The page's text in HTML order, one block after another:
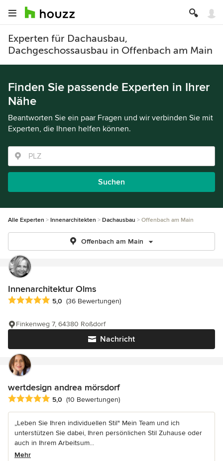
Experten für Dachausbau,
Dachgeschossausbau in Offenbach am Main
Finden Sie passende Experten in Ihrer
Nähe
Beantworten Sie ein paar Fragen und wir verbinden Sie mit
Experten, die Ihnen helfen können.
Suchen
Alle Experten Innenarchitekten Dachausbau Offenbach am Main
Offenbach am Main
Innenarchitektur Olms
Durchschnittliche Bewertung: 5 von 5 Sternen
5,0 (36 Bewertungen)
Nachricht
Finkenweg 7, 64380 Roßdorf
wertdesign andrea mörsdorf
Durchschnittliche Bewertung: 5 von 5 Sternen
5,0 (10 Bewertungen)
„Leben Sie Ihren individuellen Stil" Mein Team und ich
unterstützen Sie dabei, Ihren persönlichen Stil Zuhause oder
auch in Ihrem Arbeitsum...
Mehr